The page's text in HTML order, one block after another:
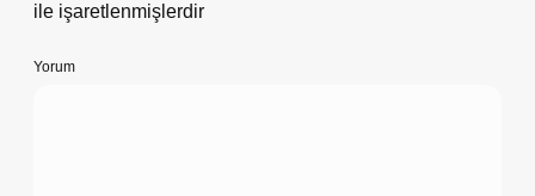
ile işaretlenmişlerdir
Yorum